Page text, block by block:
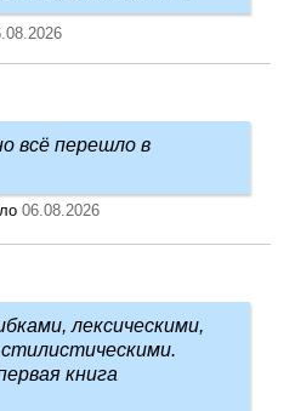
всё перешло в
06.08.2026
лексическими,
книга